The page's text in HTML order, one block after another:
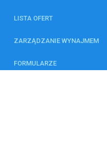
LISTA OFERT
ZARZĄDZANIE WYNAJMEM
FORMULARZE